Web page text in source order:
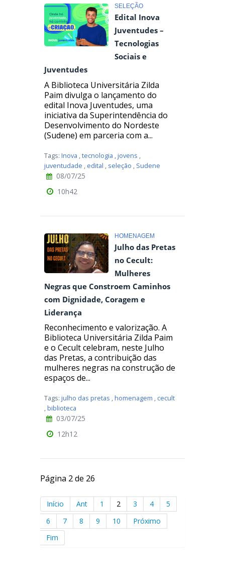
SELEÇÃO
Edital Inova
Juventudes –
Tecnologias
Sociais e
Juventudes
A Biblioteca Universitária Zilda
Paim divulga o lançamento do
edital Inova Juventudes, uma
iniciativa da Superintendência do
Desenvolvimento do Nordeste
(Sudene) em parceria com a...
Tags: Inova ,tecnologia ,jovens ,
juventudade , edital , seleção , Sudene
08/07/25
10h42
HOMENAGEM
Julho das Pretas
no Cecult:
Mulheres
Negras que Constroem Caminhos
com Dignidade, Coragem e
Liderança
Reconhecimento e valorização. A
Biblioteca Universitária Zilda Paim
e o Cecult celebram, neste Julho
das Pretas, a contribuição das
mulheres negras na construção de
espaços de...
Tags: julho das pretas ,homenagem , cecult
,biblioteca
03/07/25
12h12
Página 2 de 26
Início Ant 1 2 3 4
5
6
7 8 9 10
Próximo
Fim